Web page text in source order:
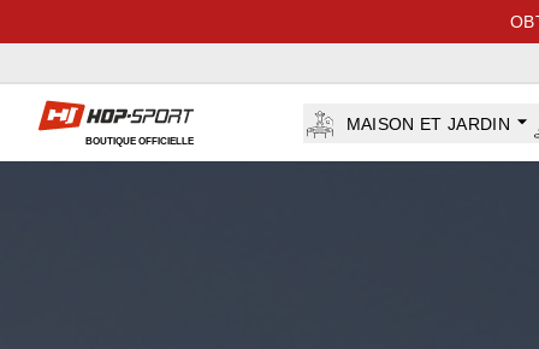
Hop-sport.fr
BOUTIQUE OFFICIELLE
MAISON ET JARDIN